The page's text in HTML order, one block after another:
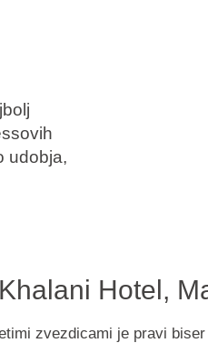
udobja,
Hotel,
zvezdicami je pravi